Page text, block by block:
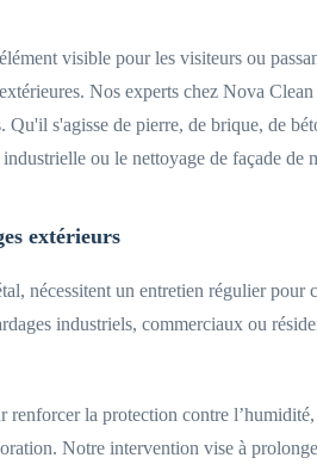
visible pour les visiteurs ou
Nos experts chez Nova
s'agisse de pierre, de brique, de
ou le nettoyage de façade de
extérieurs
nécessitent un entretien régulier
industriels, commerciaux ou
la protection contre
Notre intervention vise à